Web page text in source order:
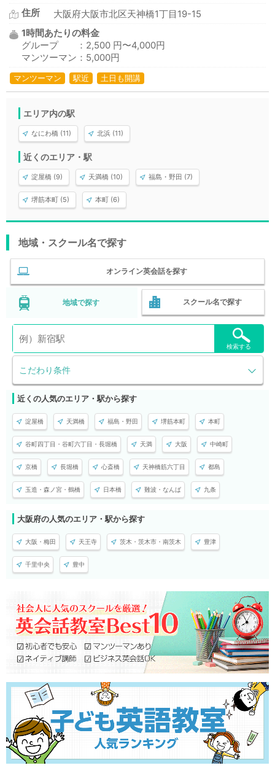
住所
大阪府大阪市北区天神橋1丁目19-15
1時間あたりの料金
グループ ：2,500 円〜4,000円
マンツーマン：5,000円
マンツーマン 駅近 土日も開講
エリア内の駅
なにわ橋 (11) 北浜 (11)
近くのエリア・駅
淀屋橋 (9) 天満橋 (10) 福島・野田 (7)
堺筋本町 (5) 本町 (6)
地域・スクール名で探す
オンライン英会話を探す
地域で探す スクール名で探す
こだわり条件
検索する
近くの人気のエリア・駅から探す
淀屋橋 天満橋 福島・野田 堺筋本町 本町
谷町四丁目・谷町六丁目・長堀橋 天満 大阪 中崎町
京橋 長堀橋 心斎橋 天神橋筋六丁目 都島
玉造・森ノ宮・鶴橋 日本橋 難波・なんば 九条
大阪府の人気のエリア・駅から探す
大阪・梅田 天王寺 茨木・茨木市・南茨木 豊津
千里中央 豊中